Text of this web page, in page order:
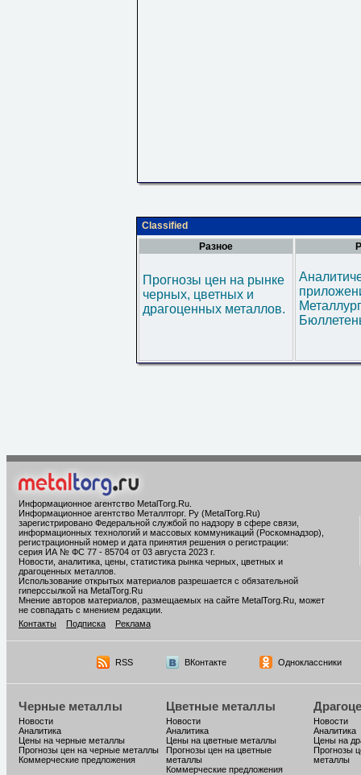
Classified
Разное
Прогнозы цен на рынке
черных, цветных и
драгоценных металлов.
Информационное агентство MetalTorg.Ru
Информационное агентство Металлторг. Ру (MetalTorg.Ru)
зарегистрировано Федеральной службой по надзору в сфере связи,
информационных технологий и массовых коммуникаций (Роскомнадзор),
регистрационный номер и дата принятия решения о регистрации:
серия ИА № ФС 77 - 85704 от 03 августа 2023 г.
Новости, аналитика, цены, статистика рынка черных, цветных и
драгоценных металлов.
Использование открытых материалов разрешается с обязательной
гиперссылкой на MetalTorg.Ru
Мнение авторов материалов, размещаемых на сайте MetalTorg.Ru, может
не совпадать с мнением редакции.
Контакты
Подписка Реклама
RSS ВКонтакте Одноклассники
Черные металлы
Новости
Аналитика
Цены на черные металлы
Прогнозы цен на черные металлы
Коммерческие предложения
Цветные металлы
Новости
Аналитика
Цены на цветные металлы
Прогнозы цен на цветные
металлы
Коммерческие предложения
Новости
Аналитика
Цены на
Прогнозы
металлы